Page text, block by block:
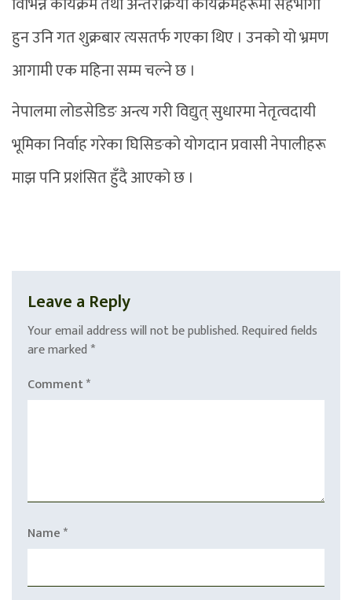
हुन उनि गत शुक्रबार त्यसतर्फ गएका थिए । उनको यो भ्रमण
आगामी एक महिना सम्म चल्ने छ ।
नेपालमा लोडसेडिङ अन्त्य गरी विद्युत् सुधारमा नेतृत्वदायी
भूमिका निर्वाह गरेका घिसिङको योगदान प्रवासी नेपालीहरू
माझ पनि प्रशंसित हुँदै आएको छ ।
Leave a Reply
Your email address will not be published.Required fields
are marked *
Comment*
Name*